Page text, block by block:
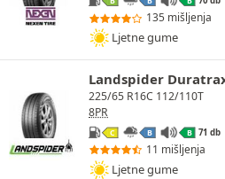
135 mišljenja
Ljetne gume
Landspider
225/65 R16C 112/110T
8PR
C B B 71 db
11 mišljenja
Ljetne gume